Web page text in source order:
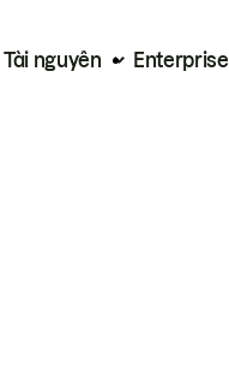
Tài nguyên Enterprise